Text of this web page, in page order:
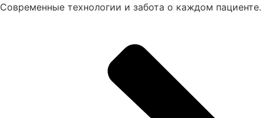
Современные технологии и забота о каждом пациенте.